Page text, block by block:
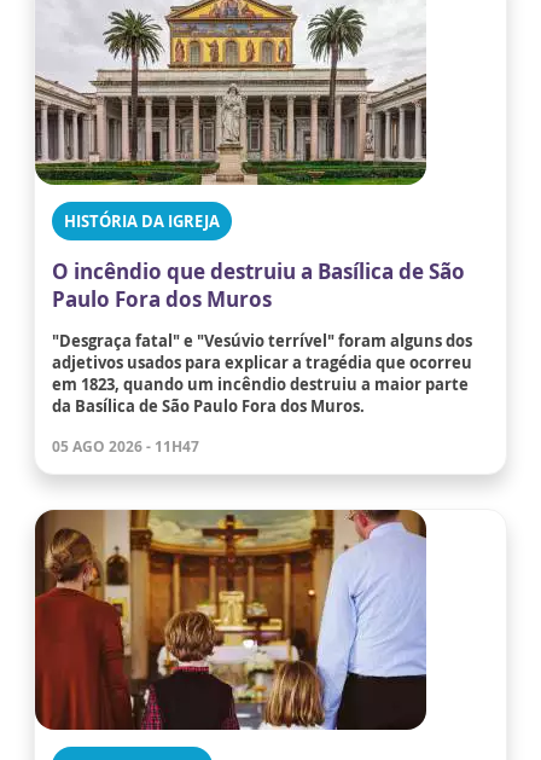
HISTÓRIA DA IGREJA
O incêndio que destruiu a Basílica de São
Paulo Fora dos Muros
"Desgraça fatal" e "Vesúvio terrível" foram alguns dos
adjetivos usados para explicar a tragédia que ocorreu
em 1823, quando um incêndio destruiu a maior parte
da Basílica de São Paulo Fora dos Muros.
05 AGO 2026 - 11H47